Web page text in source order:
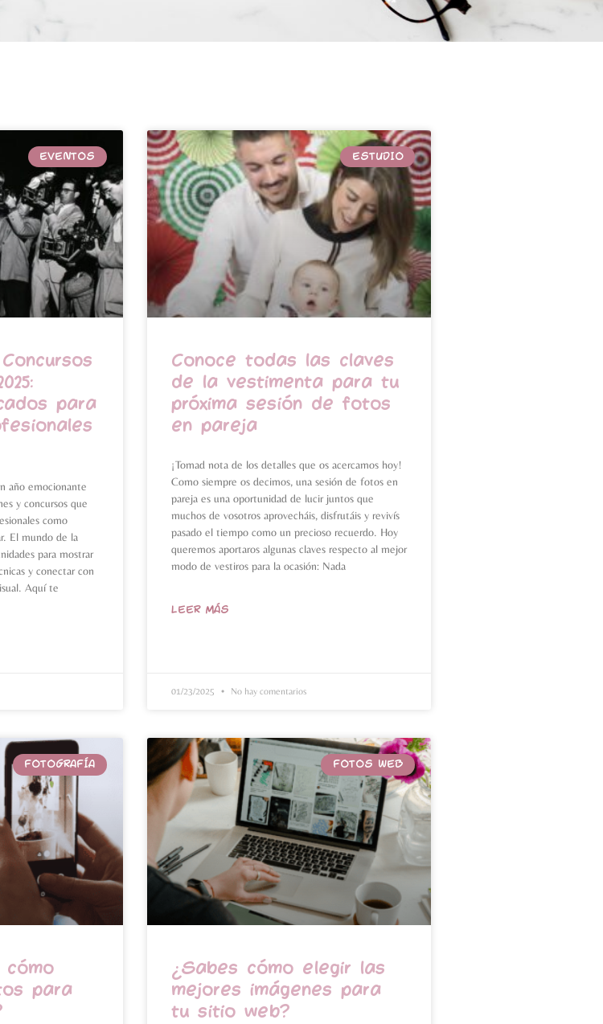
EVENTOS
para
año emocionante
y concursos que
como
El mundo de la
para mostrar
y conectar con
Aquí te
ESTUDIO
Conoce todas las claves
de la vestimenta para tu
próxima sesión de fotos
en pareja
¡Tomad nota de los detalles que os acercamos hoy!
Como siempre os decimos, una sesión de fotos en
pareja es una oportunidad de lucir juntos que
muchos de vosotros aprovecháis, disfrutáis y revivís
pasado el tiempo como un precioso recuerdo. Hoy
queremos aportaros algunas claves respecto al mejor
modo de vestiros para la ocasión: Nada
LEER MÁS
01/23/2025 No hay comentarios
FOTOGRAFÍA
cómo
para
FOTOS WEB
¿Sabes cómo elegir las
mejores imágenes para
tu sitio web?